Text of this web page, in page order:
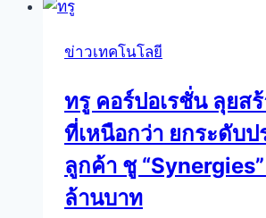
ข่าวเทคโนโลยี
ทรู คอร์ปอเรชั่น ลุยส
ที่เหนือกว่า ยกระดับ
ลูกค้า ชู
ล้านบาท